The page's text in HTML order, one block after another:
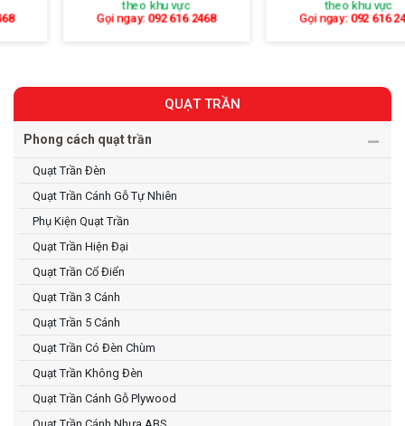
theo khu vực
092 616 2468
theo khu vực
092 616 2468
QUẠT TRẦN
Phong cách quạt trần
Quạt Trần Đèn
Quạt Trần Cánh Gỗ Tự Nhiên
Phụ Kiện Quạt Trần
Quạt Trần Hiện Đại
Quạt Trần Cổ Điển
Quạt Trần 3 Cánh
Quạt Trần 5 Cánh
Quạt Trần Có Đèn Chùm
Quạt Trần Không Đèn
Quạt Trần Cánh Gỗ Plywood